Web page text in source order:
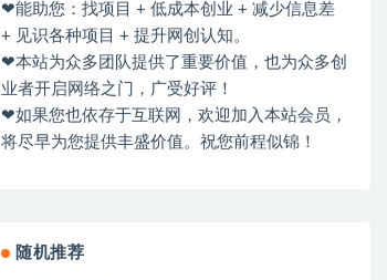
❤能助您：找项目 + 低成本创业 + 减少信息差
+ 见识各种项目 + 提升网创认知。
❤本站为众多团队提供了重要价值，也为众多创
业者开启网络之门，广受好评！
❤如果您也依存于互联网，欢迎加入本站会员，
将尽早为您提供丰盛价值。祝您前程似锦！
随机推荐